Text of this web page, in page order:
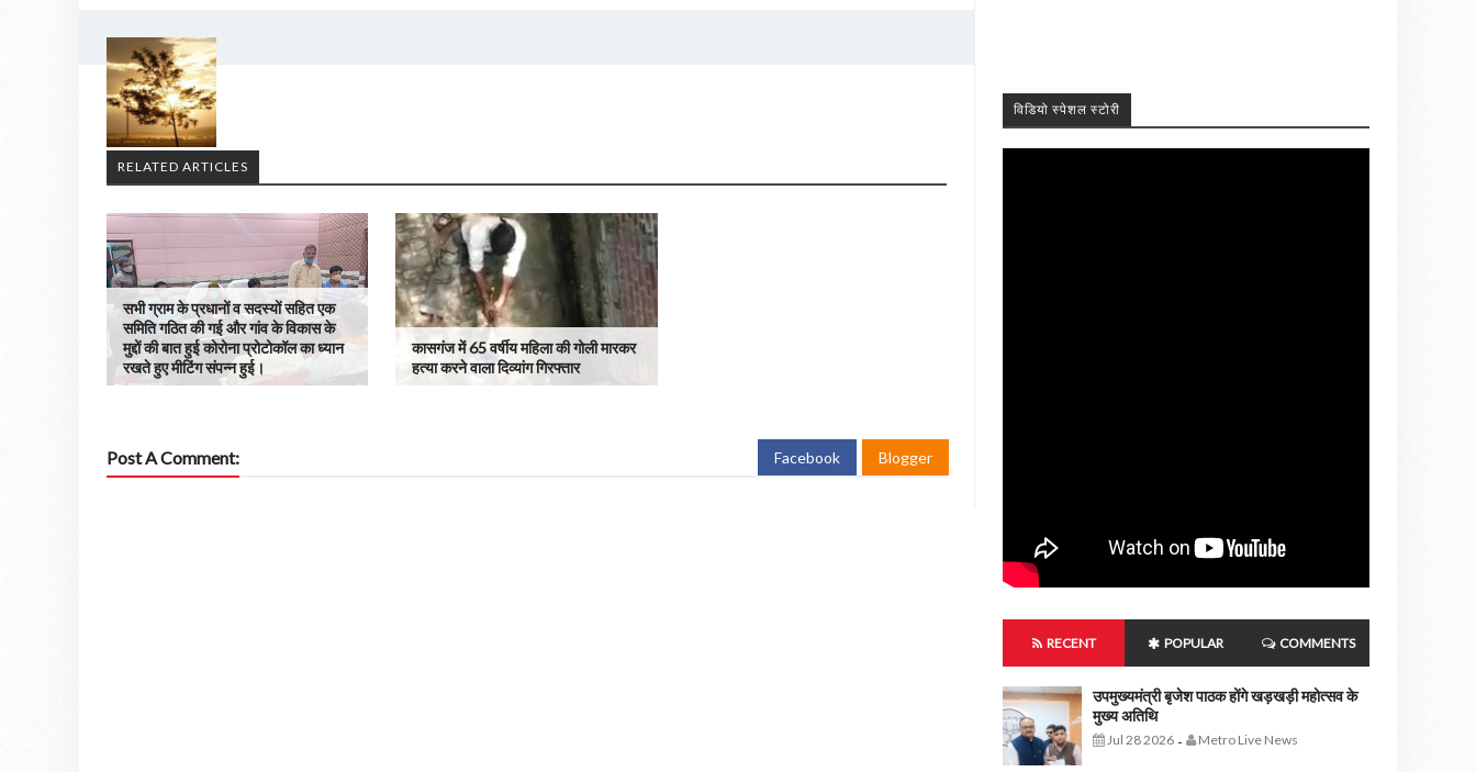
RELATED ARTICLES
सभी ग्राम के प्रधानों व सदस्यों सहित एक
समिति गठित की गई और गांव के विकास के
मुद्दों की बात हुई कोरोना प्रोटोकॉल का ध्यान
रखते हुए मीटिंग संपन्न हुई।
कासगंज में 65 वर्षीय महिला की गोली मारकर
हत्या करने वाला दिव्यांग गिरफ्तार
Post A Comment: Facebook Blogger
विडियो स्पेशल स्टोरी
RECENT POPULAR COMMENTS
उपमुख्यमंत्री बृजेश पाठक होंगे खड़खड़ी महोत्सव के
मुख्य अतिथि
Jul 28 2026 - Metro Live News